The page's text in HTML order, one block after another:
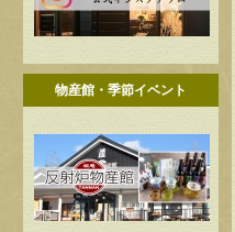
物産館・季節イベント